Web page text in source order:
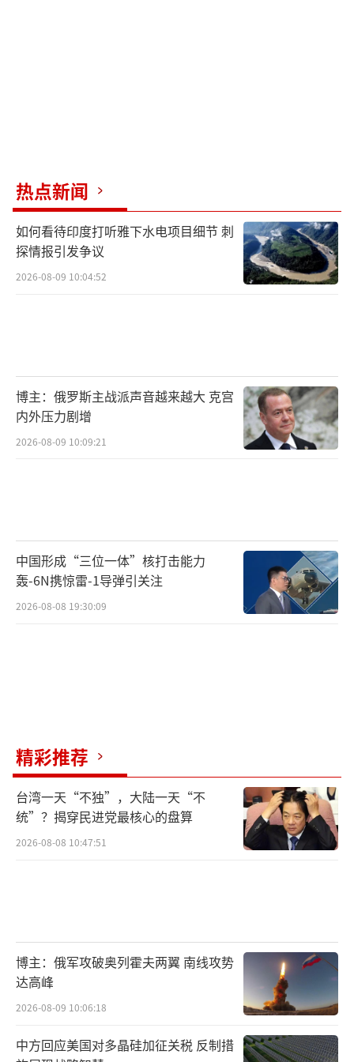
热点新闻
如何看待印度打听雅下水电项目细节 刺
探情报引发争议
2026-08-09 10:04:52
博主：俄罗斯主战派声音越来越大 克宫
内外压力剧增
2026-08-09 10:09:21
中国形成“三位一体”核打击能力
轰-6N携惊雷-1导弹引关注
2026-08-08 19:30:09
精彩推荐
台湾一天“不独”，大陆一天“不
统”？揭穿民进党最核心的盘算
2026-08-08 10:47:51
博主：俄军攻破奥列霍夫两翼 南线攻势
达高峰
2026-08-09 10:06:18
中方回应美国对多晶硅加征关税 反制措